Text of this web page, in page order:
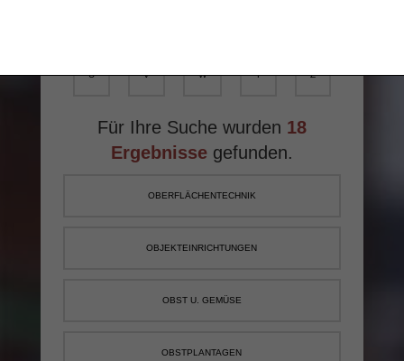
U V W Y Z
Für Ihre Suche wurden 18
Ergebnissegefunden.
OBERFLÄCHENTECHNIK
OBJEKTEINRICHTUNGEN
OBST U. GEMÜSE
OBSTPLANTAGEN